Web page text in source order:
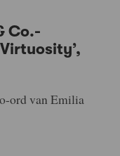
Co.-
ord van Emilia